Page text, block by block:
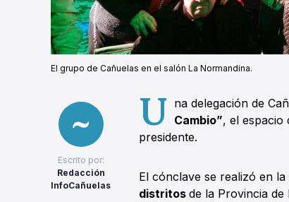
El grupo de Cañuelas en el salón La Normandina.
Escrito por:
Redacción
InfoCañuelas
U na delegación de
Cambio”, el espacio
presidente.
El cónclave se realizó en la
distritos de la Provincia de